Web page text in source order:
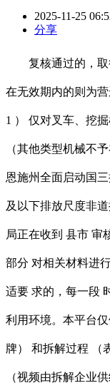
2025-11-25
分享
复核通过的，取
在无效期内的则为
1 ） 仅对叉车、挖
（其他类型机械不
恩施州全面启动国
及以下排放尺度非
局正在收到 县市 审
部分 对相关材料进
适要 求的，每一段
利用环境。本平台
牌） 和拆解过程 （
（视频由拆解企业